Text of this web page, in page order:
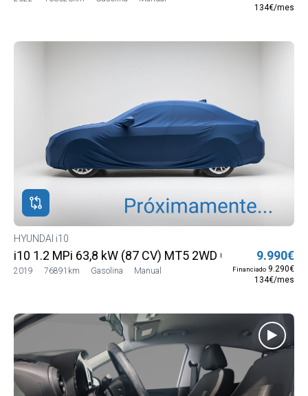
134€/mes
HYUNDAI i10
i10 1.2 MPi 63,8 kW (87 CV) MT5 2WD Classic
2019 76891km Gasolina Manual
9.990€
Financiado 9.290€
134€/mes